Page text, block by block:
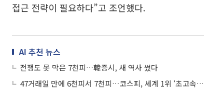
접근 전략이 필요하다”고 조언했다.
AI 추천 뉴스
전쟁도 못 막은 7천피…韓증시, 새 역사 썼다
47거래일 만에 6천피서 7천피…코스피, 세계 1위 ‘초고속 랠리’